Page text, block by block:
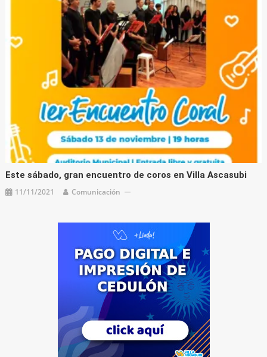
Este sábado, gran encuentro de coros en Villa Ascasubi
11/11/2021 Comunicación